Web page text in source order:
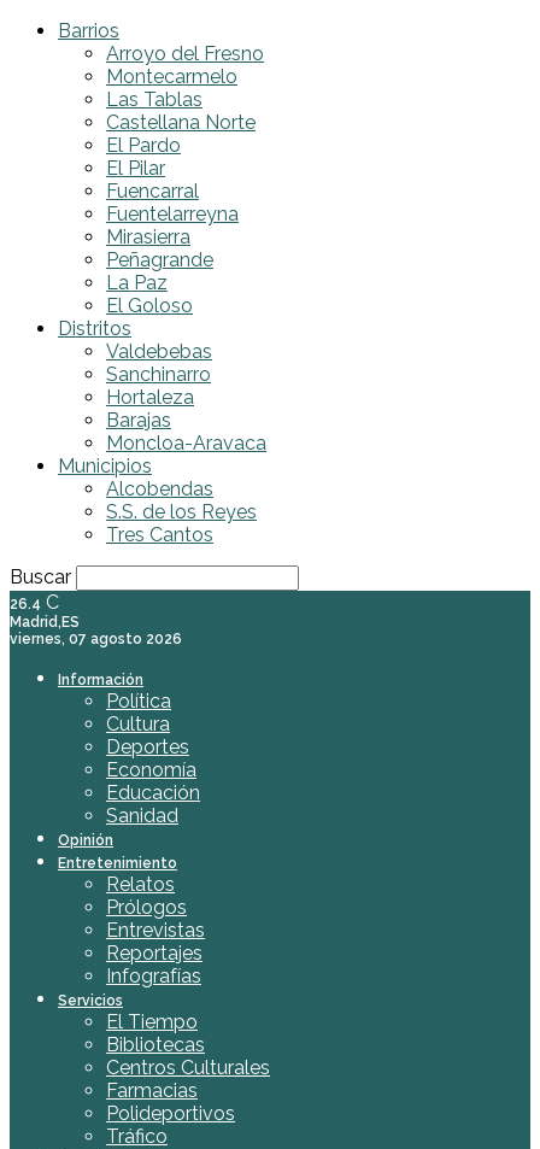
Barrios
Arroyo del Fresno
Montecarmelo
Las Tablas
Castellana Norte
El Pardo
El Pilar
Fuencarral
Fuentelarreyna
Mirasierra
Peñagrande
La Paz
El Goloso
Distritos
Valdebebas
Sanchinarro
Hortaleza
Barajas
Moncloa-Aravaca
Municipios
Alcobendas
S.S. de los Reyes
Tres Cantos
Buscar
26.4 C
Madrid,ES
viernes, 07 agosto 2026
Información
Política
Cultura
Deportes
Economía
Educación
Sanidad
Opinión
Entretenimiento
Relatos
Prólogos
Entrevistas
Reportajes
Infografías
Servicios
El Tiempo
Bibliotecas
Centros Culturales
Farmacias
Polideportivos
Tráfico